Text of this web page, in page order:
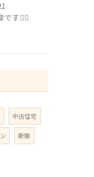
です🙂‍↕️
中古住宅
新築